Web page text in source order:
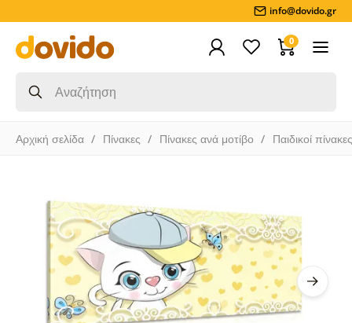
info@dovido.gr
0
Αρχική σελίδα Πίνακες Πίνακες ανά μοτίβο Παιδικοί πίνακες